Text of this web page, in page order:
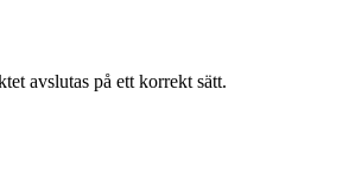
avslutas på ett korrekt sätt.